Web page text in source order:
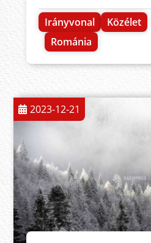
Irányvonal
Közélet
Románia
2023-12-21